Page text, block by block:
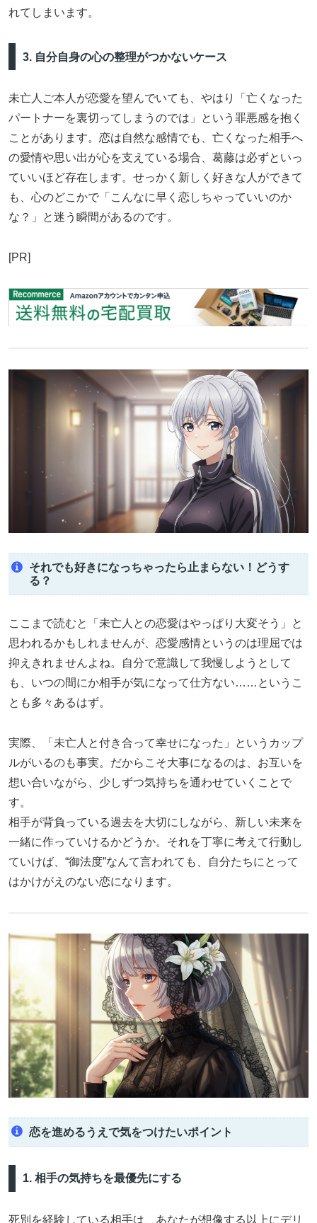
れてしまいます。
3. 自分自身の心の整理がつかないケース
未亡人ご本人が恋愛を望んでいても、やはり「亡くなった
パートナーを裏切ってしまうのでは」という罪悪感を抱く
ことがあります。恋は自然な感情でも、亡くなった相手へ
の愛情や思い出が心を支えている場合、葛藤は必ずといっ
ていいほど存在します。せっかく新しく好きな人ができて
も、心のどこかで「こんなに早く恋しちゃっていいのか
な？」と迷う瞬間があるのです。
[PR]
それでも好きになっちゃったら止まらない！どうす
る？
ここまで読むと「未亡人との恋愛はやっぱり大変そう」と
思われるかもしれませんが、恋愛感情というのは理屈では
抑えきれませんよね。自分で意識して我慢しようとして
も、いつの間にか相手が気になって仕方ない……というこ
とも多々あるはず。
実際、「未亡人と付き合って幸せになった」というカップ
ルがいるのも事実。だからこそ大事になるのは、お互いを
想い合いながら、少しずつ気持ちを通わせていくことで
す。
相手が背負っている過去を大切にしながら、新しい未来を
一緒に作っていけるかどうか。それを丁寧に考えて行動し
ていけば、“御法度”なんて言われても、自分たちにとって
はかけがえのない恋になります。
恋を進めるうえで気をつけたいポイント
1. 相手の気持ちを最優先にする
死別を経験している相手は、あなたが想像する以上にデリ